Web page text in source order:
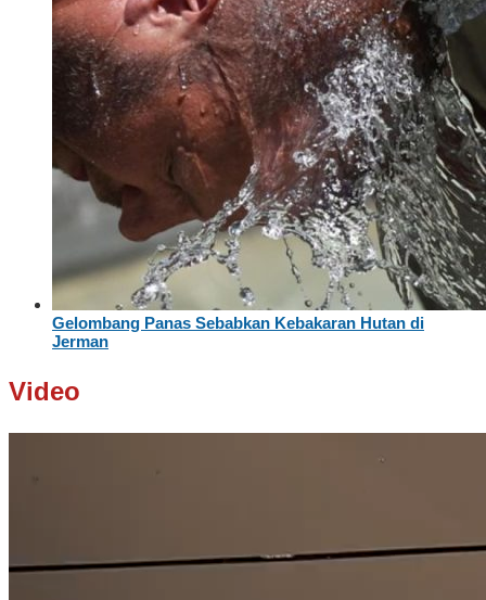
Gelombang Panas Sebabkan Kebakaran Hutan di
Jerman
Video